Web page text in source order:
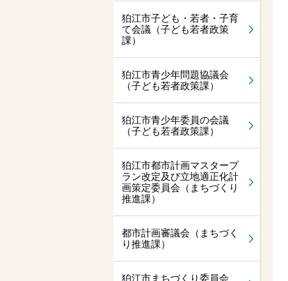
狛江市子ども・若者・子育
て会議（子ども若者政策
課）
狛江市青少年問題協議会
（子ども若者政策課）
狛江市青少年委員の会議
（子ども若者政策課）
狛江市都市計画マスタープ
ラン改定及び立地適正化計
画策定委員会（まちづくり
推進課）
都市計画審議会（まちづく
り推進課）
狛江市まちづくり委員会